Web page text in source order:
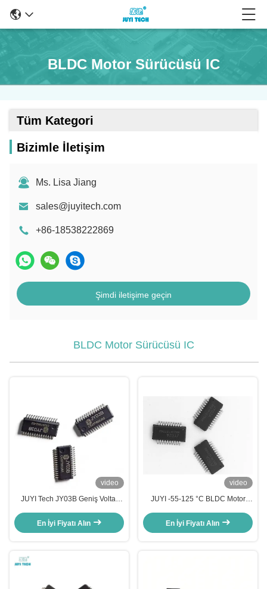
BLDC Motor Sürücüsü IC
Tüm Kategori
Bizimle İletişim
Ms. Lisa Jiang
sales@juyitech.com
+86-18538222869
Şimdi iletişime geçin
BLDC Motor Sürücüsü IC
video
JUYI Tech JY03B Geniş Voltaj
Sensörsüz BLDC Motor Sürücü
IC, Basitleştirilmiş Motor Kontrolü
En İyi Fiyatı Alın
video
JUYI -55-125 °C BLDC Motor
Basit Periferik Devre / Hata
Ayarlama
En İyi Fiyatı Alın